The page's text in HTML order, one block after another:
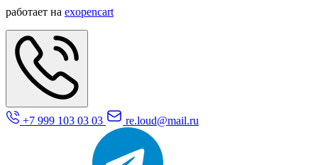
работает на exopencart
+7 999 103 03 03 re.loud@mail.ru